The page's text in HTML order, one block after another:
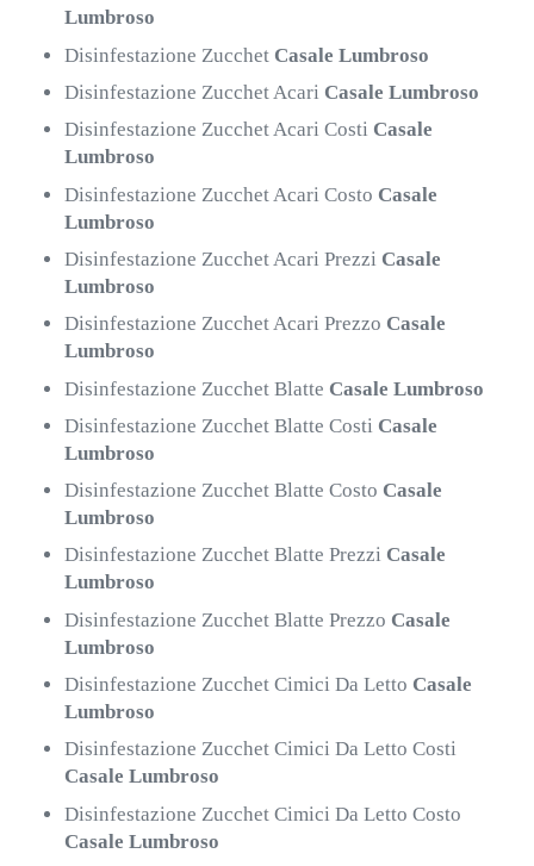
Lumbroso
Disinfestazione Zucchet Casale Lumbroso
Disinfestazione Zucchet Acari Casale Lumbroso
Disinfestazione Zucchet Acari Costi Casale
Lumbroso
Disinfestazione Zucchet Acari Costo Casale
Lumbroso
Disinfestazione Zucchet Acari Prezzi Casale
Lumbroso
Disinfestazione Zucchet Acari Prezzo Casale
Lumbroso
Disinfestazione Zucchet Blatte Casale Lumbroso
Disinfestazione Zucchet Blatte Costi Casale
Lumbroso
Disinfestazione Zucchet Blatte Costo Casale
Lumbroso
Disinfestazione Zucchet Blatte Prezzi Casale
Lumbroso
Disinfestazione Zucchet Blatte Prezzo Casale
Lumbroso
Disinfestazione Zucchet Cimici Da Letto Casale
Lumbroso
Disinfestazione Zucchet Cimici Da Letto Costi
Casale Lumbroso
Disinfestazione Zucchet Cimici Da Letto Costo
Casale Lumbroso